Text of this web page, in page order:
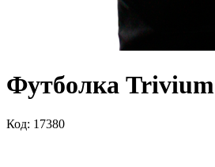
Футболка Trivium
Код: 17380